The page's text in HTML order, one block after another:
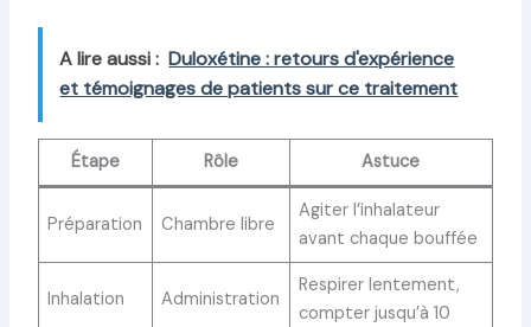
A lire aussi : Duloxétine : retours d'expérience
et témoignages de patients sur ce traitement
Étape Rôle Astuce
Préparation Chambre libre
Agiter l’inhalateur
avant chaque bouffée
Inhalation Administration
Respirer lentement,
compter jusqu’à 10